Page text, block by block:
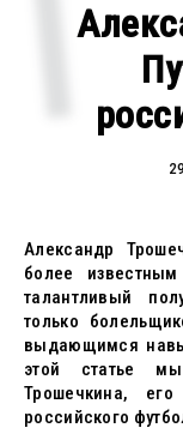
Александр
более
талантливый
только
выдающимся
этой статье
Трошечкина,
российского